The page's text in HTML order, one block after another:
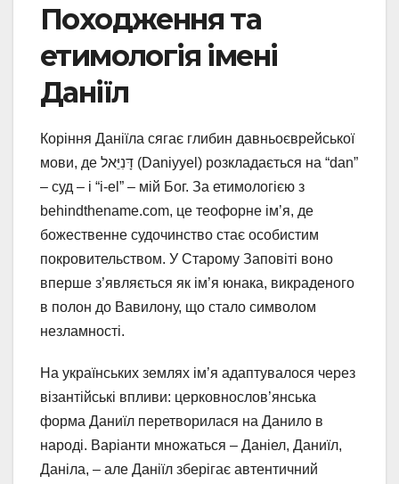
Походження та
етимологія імені
Даніїл
Коріння Даніїла сягає глибин давньоєврейської
мови, де דָּנִיֵּאל (Daniyyel) розкладається на “dan”
– суд – і “i-el” – мій Бог. За етимологією з
behindthename.com, це теофорне ім’я, де
божественне судочинство стає особистим
покровительством. У Старому Заповіті воно
вперше з’являється як ім’я юнака, викраденого
в полон до Вавилону, що стало символом
незламності.
На українських землях ім’я адаптувалося через
візантійські впливи: церковнослов’янська
форма Даниїл перетворилася на Данило в
народі. Варіанти множаться – Даніел, Даниїл,
Даніла, – але Даніїл зберігає автентичний